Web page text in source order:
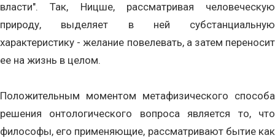
власти". Так, Ницше, рассматривая человеческую
природу, выделяет в ней субстанциальную
характеристику - желание повелевать, а затем переносит
ее на жизнь в целом.
Положительным моментом метафизического способа
решения онтологического вопроса является то, что
философы, его применяющие, рассматривают бытие как